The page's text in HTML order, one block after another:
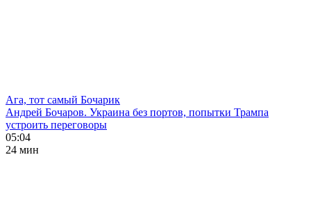
Ага, тот самый Бочарик
Андрей Бочаров. Украина без портов, попытки Трампа
устроить переговоры
05:04
24 мин